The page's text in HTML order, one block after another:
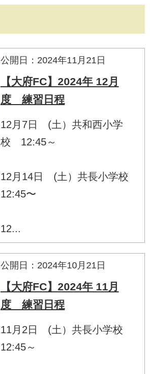
公開日：2024年11月21日
【大府FC】2024年 12月
度 練習日程
12月7日 (土）共和西小学
校 12:45～
12月14日 (土）共長小学校
12:45〜
12...
公開日：2024年10月21日
【大府FC】2024年 11月
度 練習日程
11月2日 (土）共長小学校
12:45～